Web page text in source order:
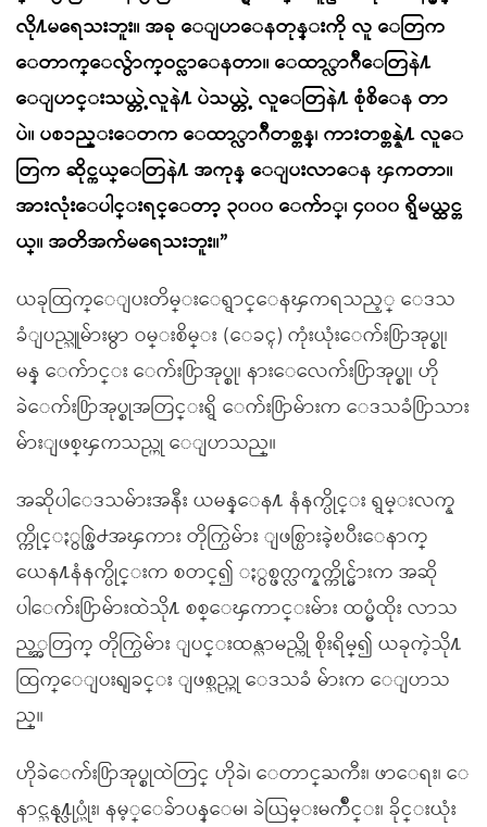
လို႔မရေသးဘူး။ အခု ေျပာေနတုန္းကို လူ ေတြက
ေတာက္ေလွ်ာက္ဝင္လာေနတာ။ ေထာ္လာဂ်ီေတြနဲ႔
ေျပာင္းသယ္တဲ့လူနဲ႔ ပဲသယ္တဲ့ လူေတြနဲ႔ စုံစိေန တာ
ပဲ။ ပစၥည္းေတက ေထာ္လာဂ်ီတစ္တန္၊ ကားတစ္တန္နဲ႔ လူေ
တြက ဆိုင္ကယ္ေတြနဲ႔ အကုန္ ေျပးလာေန ၾကတာ။
အားလုံးေပါင္းရင္ေတာ့ ၃၀၀၀ ေက်ာ္၊ ၄၀၀၀ ရွိမယ္ထင္တ
ယ္။ အတိအက်မရေသးဘူး။”
ယခုထြက္ေျပးတိမ္းေရွာင္ေနၾကရသည့္ ေဒသ
ခံျပည္သူမ်ားမွာ ဝမ္းစိမ္း (ေခၚ) ကုံးယုံးေက်း႐ြာအုပ္စု၊
မန္ ေက်ာင္း ေက်း႐ြာအုပ္စု၊ နားေလေက်း႐ြာအုပ္စု၊ ဟို
ခဲေက်း႐ြာအုပ္စုအတြင္းရွိ ေက်း႐ြာမ်ားက ေဒသခံ႐ြာသား
မ်ားျဖစ္ၾကသည္ဟု ေျပာသည္။
အဆိုပါေဒသမ်ားအနီး ယမန္ေန႔ နံနက္ပိုင္း ရွမ္းလက္န
က္ကိုင္ႏွစ္ဖြဲ႕အၾကား တိုက္ပြဲမ်ား ျဖစ္ပြားခဲ့ၿပီးေနာက္
ယေန႔နံနက္ပိုင္းက စတင္၍ ႏွစ္ဖက္လက္နက္ကိုင္မ်ားက အဆို
ပါေက်း႐ြာမ်ားထဲသို႔ စစ္ေၾကာင္းမ်ား ထပ္မံထိုး လာသ
ည့္အတြက္ တိုက္ပြဲမ်ား ျပင္းထန္လာမည္ကို စိုးရိမ္၍ ယခုကဲ့သို႔
ထြက္ေျပးရျခင္း ျဖစ္သည္ဟု ေဒသခံ မ်ားက ေျပာသ
ည္။
ဟိုခဲေက်း႐ြာအုပ္စုထဲတြင္ ဟိုခဲ၊ ေတာင္ႀကီး၊ ဖာေရး၊ ေ
နာင္သန႔္လုပ္ယုံး၊ နမ့္ေခ်ာပန္ေမ၊ ခဲယြမ္းမက်ိဳင္း၊ ခိုင္းယုံး